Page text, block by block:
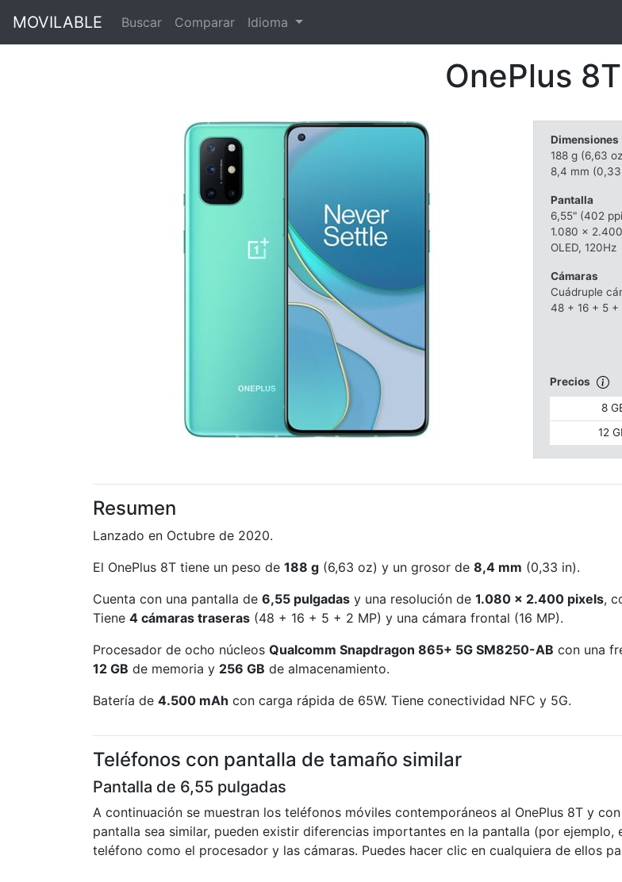
MOVILABLE Buscar Comparar Idioma
OnePlus 8T
Dimensiones
188 g (6,63
8,4 mm
Pantalla
6,55" (402
1.080 x
OLED, 120Hz
Cámaras
Cuádruple
48 + 16 + 5 +
Precios
8
12
Resumen
Lanzado en Octubre de 2020.
El OnePlus 8T tiene un peso de 188 g (6,63 oz) y un grosor de 8,4 mm (0,33 in).
Cuenta con una pantalla de 6,55 pulgadas y una resolución de 1.080 x 2.400 pixels,
Tiene 4 cámaras traseras (48 + 16 + 5 + 2 MP) y una cámara frontal (16 MP).
Procesador de ocho núcleos Qualcomm Snapdragon 865+ 5G SM8250-AB con una
12 GB de memoria y 256 GB de almacenamiento.
Batería de 4.500 mAh con carga rápida de 65W. Tiene conectividad NFC y 5G.
Teléfonos con pantalla de tamaño similar
Pantalla de 6,55 pulgadas
A continuación se muestran los teléfonos móviles contemporáneos al OnePlus 8T y
pantalla sea similar, pueden existir diferencias importantes en la pantalla (por
teléfono como el procesador y las cámaras. Puedes hacer clic en cualquiera de ellos